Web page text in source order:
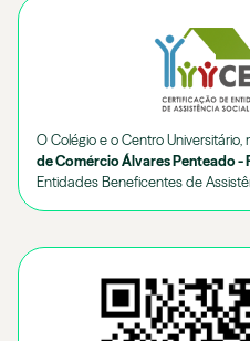
O Colégio e o Centro Universitário,
de Comércio Álvares Penteado -
Entidades Beneficentes de